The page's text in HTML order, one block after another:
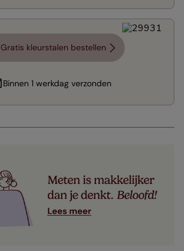
Gratis kleurstalen bestellen
Binnen 1 werkdag verzonden